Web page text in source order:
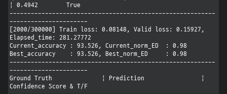
| 0.4942	True
----------------------------------------------------------
----------------------
[2000/300000] Train loss: 0.08148, Valid loss: 0.15927,
Elapsed_time: 281.27772
Current_accuracy : 93.526, Current_norm_ED  : 0.98
Best_accuracy    : 93.526, Best_norm_ED     : 0.98
----------------------------------------------------------
----------------------
Ground Truth              | Prediction                |
Confidence Score & T/F